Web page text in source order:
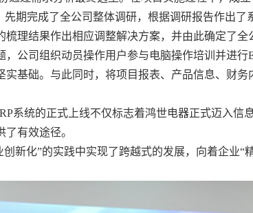
先期完成了全公司整体调研，根据调研报告作出了
理结果作出相应调整解决方案，并由此确定了全
公司组织动员操作用户参与电脑操作培训并进行
基础。与此同时，将项目报表、产品信息、财务
系统的正式上线不仅标志着鸿世电器正式迈入信
有效途径。
新化”的实践中实现了跨越式的发展，向着企业“